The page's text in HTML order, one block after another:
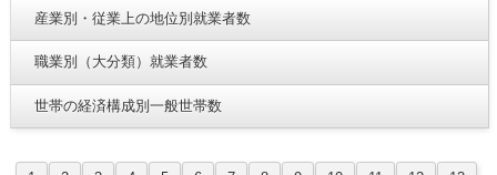
産業別・従業上の地位別就業者数
職業別（大分類）就業者数
世帯の経済構成別一般世帯数